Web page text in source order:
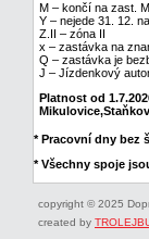
M – končí na zast.
Y – nejede 31. 12.
Z.II – zóna II
x – zastávka na
Q – zastávka je
J – Jízdenkový
Platnost od
* Pracovní dny bez
* Všechny spoje
copyright © 2025
created by